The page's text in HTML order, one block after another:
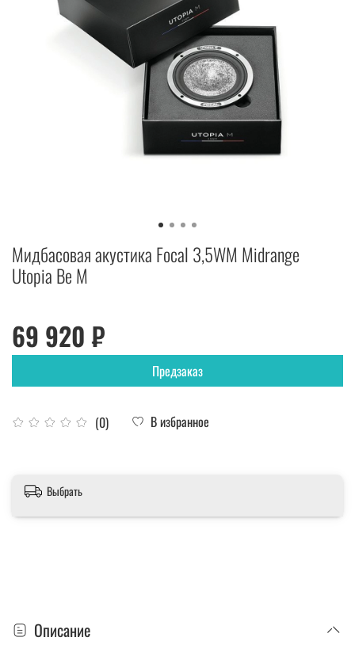
Мидбасовая акустика Focal 3,5WM Midrange
Utopia Be M
(0) В избранное
69 920 ₽
Предзаказ
Выбрать
Описание